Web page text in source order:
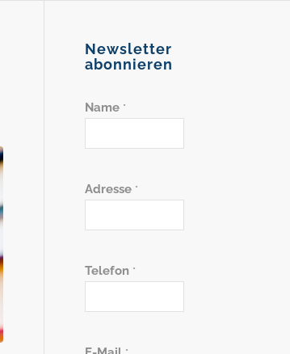
Newsletter
abonnieren
Name *
Adresse *
Telefon *